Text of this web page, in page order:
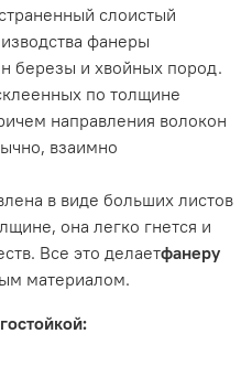
слоистый
фанеры
березы и хвойных пород.
по толщине
направления волокон
взаимно
в виде больших листов
она легко гнется и
Все это делаетфанеру
материалом.